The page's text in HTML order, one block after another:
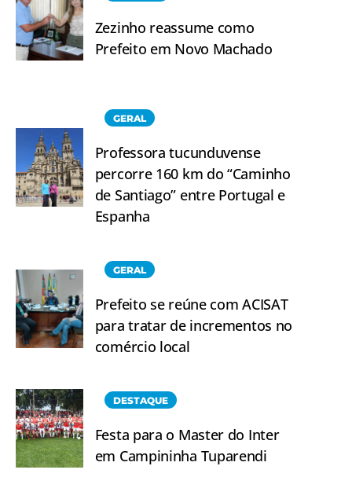
Zezinho reassume como
Prefeito em Novo Machado
GERAL
Professora tucunduvense
percorre 160 km do “Caminho
de Santiago” entre Portugal e
Espanha
GERAL
Prefeito se reúne com ACISAT
para tratar de incrementos no
comércio local
DESTAQUE
Festa para o Master do Inter
em Campininha Tuparendi